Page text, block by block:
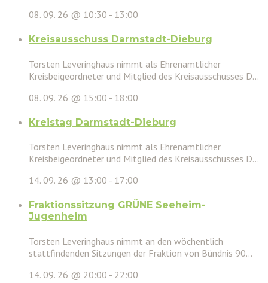
08. 09. 26 @ 10:30 - 13:00
Kreisausschuss Darmstadt-Dieburg
Torsten Leveringhaus nimmt als Ehrenamtlicher
Kreisbeigeordneter und Mitglied des Kreisausschusses D...
08. 09. 26 @ 15:00 - 18:00
Kreistag Darmstadt-Dieburg
Torsten Leveringhaus nimmt als Ehrenamtlicher
Kreisbeigeordneter und Mitglied des Kreisausschusses D...
14. 09. 26 @ 13:00 - 17:00
Fraktionssitzung GRÜNE Seeheim-
Jugenheim
Torsten Leveringhaus nimmt an den wöchentlich
stattfindenden Sitzungen der Fraktion von Bündnis 90...
14. 09. 26 @ 20:00 - 22:00